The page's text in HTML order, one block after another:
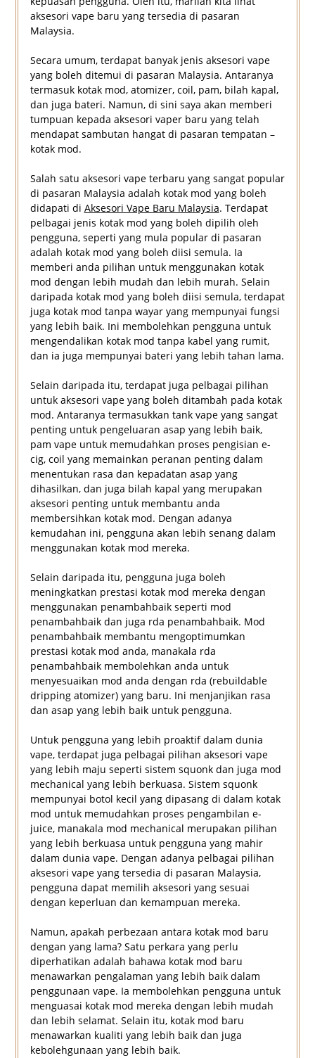
aksesori vape baru yang tersedia di pasaran
Malaysia.
Secara umum, terdapat banyak jenis aksesori vape
yang boleh ditemui di pasaran Malaysia. Antaranya
termasuk kotak mod, atomizer, coil, pam, bilah kapal,
dan juga bateri. Namun, di sini saya akan memberi
tumpuan kepada aksesori vaper baru yang telah
mendapat sambutan hangat di pasaran tempatan –
kotak mod.
Salah satu aksesori vape terbaru yang sangat popular
di pasaran Malaysia adalah kotak mod yang boleh
didapati di Aksesori Vape Baru Malaysia. Terdapat
pelbagai jenis kotak mod yang boleh dipilih oleh
pengguna, seperti yang mula popular di pasaran
adalah kotak mod yang boleh diisi semula. Ia
memberi anda pilihan untuk menggunakan kotak
mod dengan lebih mudah dan lebih murah. Selain
daripada kotak mod yang boleh diisi semula, terdapat
juga kotak mod tanpa wayar yang mempunyai fungsi
yang lebih baik. Ini membolehkan pengguna untuk
mengendalikan kotak mod tanpa kabel yang rumit,
dan ia juga mempunyai bateri yang lebih tahan lama.
Selain daripada itu, terdapat juga pelbagai pilihan
untuk aksesori vape yang boleh ditambah pada kotak
mod. Antaranya termasukkan tank vape yang sangat
penting untuk pengeluaran asap yang lebih baik,
pam vape untuk memudahkan proses pengisian e-
cig, coil yang memainkan peranan penting dalam
menentukan rasa dan kepadatan asap yang
dihasilkan, dan juga bilah kapal yang merupakan
aksesori penting untuk membantu anda
membersihkan kotak mod. Dengan adanya
kemudahan ini, pengguna akan lebih senang dalam
menggunakan kotak mod mereka.
Selain daripada itu, pengguna juga boleh
meningkatkan prestasi kotak mod mereka dengan
menggunakan penambahbaik seperti mod
penambahbaik dan juga rda penambahbaik. Mod
penambahbaik membantu mengoptimumkan
prestasi kotak mod anda, manakala rda
penambahbaik membolehkan anda untuk
menyesuaikan mod anda dengan rda (rebuildable
dripping atomizer) yang baru. Ini menjanjikan rasa
dan asap yang lebih baik untuk pengguna.
Untuk pengguna yang lebih proaktif dalam dunia
vape, terdapat juga pelbagai pilihan aksesori vape
yang lebih maju seperti sistem squonk dan juga mod
mechanical yang lebih berkuasa. Sistem squonk
mempunyai botol kecil yang dipasang di dalam kotak
mod untuk memudahkan proses pengambilan e-
juice, manakala mod mechanical merupakan pilihan
yang lebih berkuasa untuk pengguna yang mahir
dalam dunia vape. Dengan adanya pelbagai pilihan
aksesori vape yang tersedia di pasaran Malaysia,
pengguna dapat memilih aksesori yang sesuai
dengan keperluan dan kemampuan mereka.
Namun, apakah perbezaan antara kotak mod baru
dengan yang lama? Satu perkara yang perlu
diperhatikan adalah bahawa kotak mod baru
menawarkan pengalaman yang lebih baik dalam
penggunaan vape. Ia membolehkan pengguna untuk
menguasai kotak mod mereka dengan lebih mudah
dan lebih selamat. Selain itu, kotak mod baru
menawarkan kualiti yang lebih baik dan juga
kebolehgunaan yang lebih baik.